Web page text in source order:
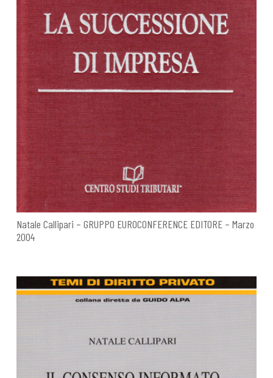
Natale Callipari – GRUPPO EUROCONFERENCE EDITORE – Marzo
2004